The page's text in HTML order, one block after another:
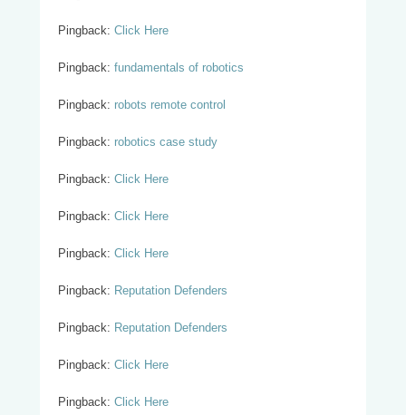
Pingback: Click Here
Pingback: fundamentals of robotics
Pingback: robots remote control
Pingback: robotics case study
Pingback: Click Here
Pingback: Click Here
Pingback: Click Here
Pingback: Reputation Defenders
Pingback: Reputation Defenders
Pingback: Click Here
Pingback: Click Here